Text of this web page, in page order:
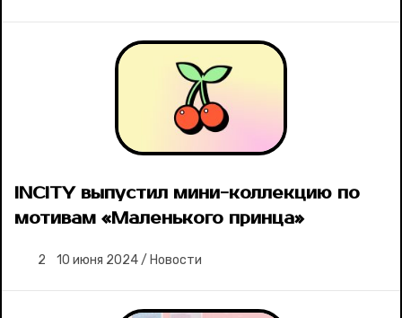
INCITY выпустил мини-коллекцию по
мотивам «Маленького принца»
2 10 июня 2024/ Новости